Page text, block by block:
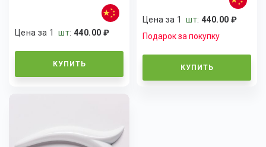
Цена за 1шт:440.00 ₽
КУПИТЬ
Цена за 1шт:440.00 ₽
Подарок за покупку
КУПИТЬ